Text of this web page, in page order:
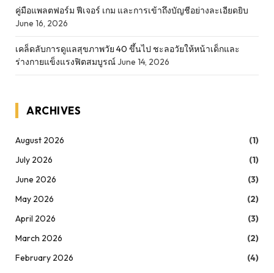
คู่มือแพลตฟอร์ม ฟีเจอร์ เกม และการเข้าถึงบัญชีอย่างละเอียดยิบ
June 16, 2026
เคล็ดลับการดูแลสุขภาพวัย 40 ขึ้นไป ชะลอวัยให้หน้าเด็กและ
ร่างกายแข็งแรงฟิตสมบูรณ์June 14, 2026
ARCHIVES
August 2026
(1)
July 2026
(1)
June 2026
(3)
May 2026
(2)
April 2026
(3)
March 2026
(2)
February 2026
(4)